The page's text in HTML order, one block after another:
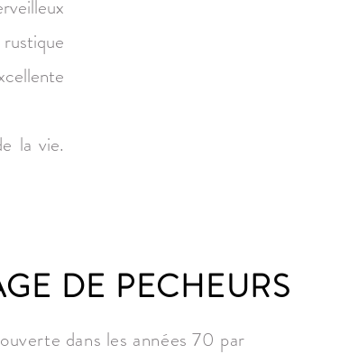
la vie.
DE PECHEURS
dans les années 70 par